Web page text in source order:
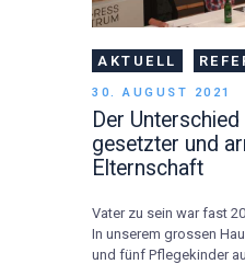
AKTUELL
30. AUGUST 2021
Der
gesetzter und
Elternschaft
Vater zu sein war fast
In unserem grossen
und fünf Pflegekinder